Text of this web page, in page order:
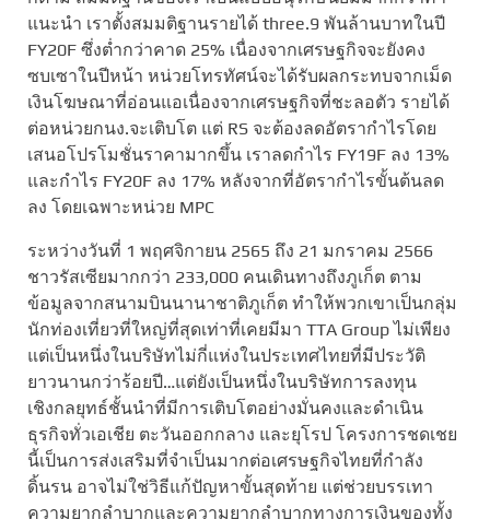
แนะนำ เราตั้งสมมติฐานรายได้ three.9 พันล้านบาทในปี
FY20F ซึ่งต่ำกว่าคาด 25% เนื่องจากเศรษฐกิจจะยังคง
ซบเซาในปีหน้า หน่วยโทรทัศน์จะได้รับผลกระทบจากเม็ด
เงินโฆษณาที่อ่อนแอเนื่องจากเศรษฐกิจที่ชะลอตัว รายได้
ต่อหน่วยกนง.จะเติบโต แต่ RS จะต้องลดอัตรากำไรโดย
เสนอโปรโมชั่นราคามากขึ้น เราลดกำไร FY19F ลง 13%
และกำไร FY20F ลง 17% หลังจากที่อัตรากำไรขั้นต้นลด
ลง โดยเฉพาะหน่วย MPC
ระหว่างวันที่ 1 พฤศจิกายน 2565 ถึง 21 มกราคม 2566
ชาวรัสเซียมากกว่า 233,000 คนเดินทางถึงภูเก็ต ตาม
ข้อมูลจากสนามบินนานาชาติภูเก็ต ทำให้พวกเขาเป็นกลุ่ม
นักท่องเที่ยวที่ใหญ่ที่สุดเท่าที่เคยมีมา TTA Group ไม่เพียง
แต่เป็นหนึ่งในบริษัทไม่กี่แห่งในประเทศไทยที่มีประวัติ
ยาวนานกว่าร้อยปี…แต่ยังเป็นหนึ่งในบริษัทการลงทุน
เชิงกลยุทธ์ชั้นนำที่มีการเติบโตอย่างมั่นคงและดำเนิน
ธุรกิจทั่วเอเชีย ตะวันออกกลาง และยุโรป โครงการชดเชย
นี้เป็นการส่งเสริมที่จำเป็นมากต่อเศรษฐกิจไทยที่กำลัง
ดิ้นรน อาจไม่ใช่วิธีแก้ปัญหาขั้นสุดท้าย แต่ช่วยบรรเทา
ความยากลำบากและความยากลำบากทางการเงินของทั้ง